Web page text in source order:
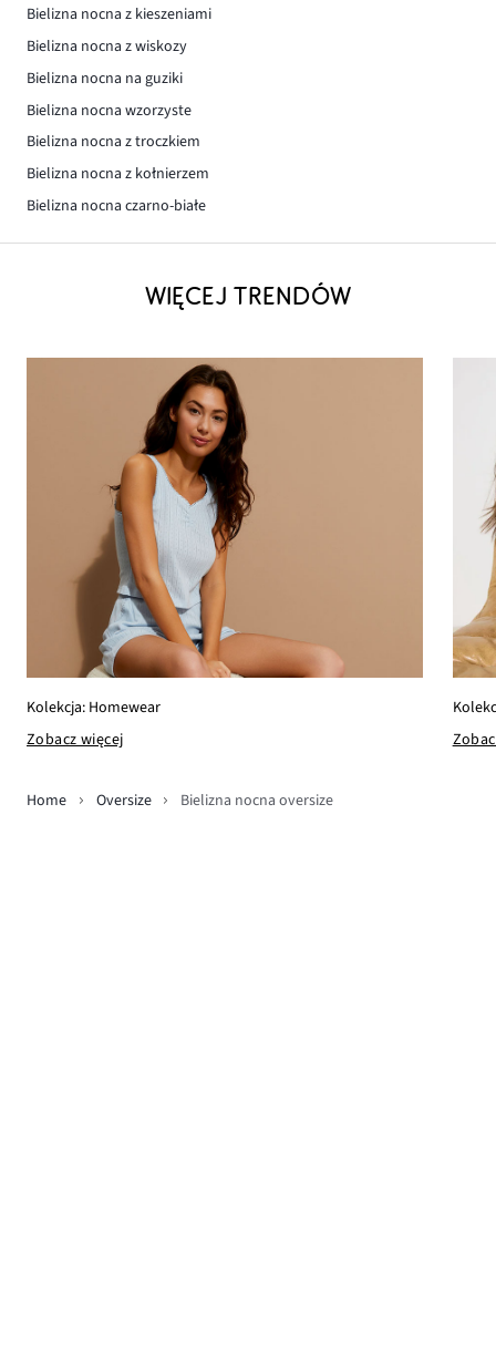
Bielizna nocna z kieszeniami
Bielizna nocna z wiskozy
Bielizna nocna na guziki
Bielizna nocna wzorzyste
Bielizna nocna z troczkiem
Bielizna nocna z kołnierzem
Bielizna nocna czarno-białe
WIĘCEJ TRENDÓW
Kolekcja: Homewear
Zobacz więcej
Home Oversize Bielizna nocna oversize